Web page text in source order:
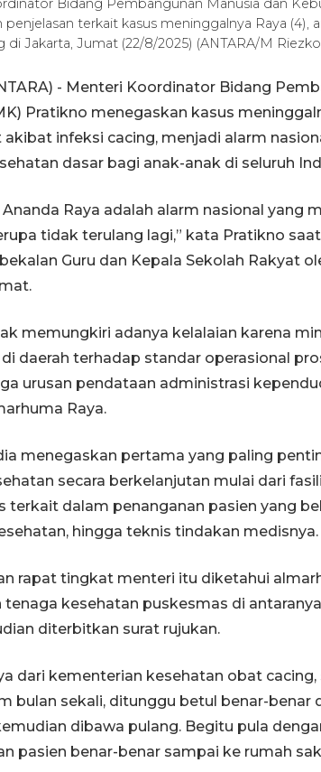
Bidang Pembangunan Manusia dan
terkait kasus meninggalnya Raya (4),
di Jakarta, Jumat (22/8/2025) (ANTARA/M
- Menteri Koordinator Bidang
Pratikno menegaskan kasus
akibat infeksi cacing, menjadi alarm
dasar bagi anak-anak di seluruh
Raya adalah alarm nasional yang
tidak terulang lagi,” kata Pratikno
Guru dan Kepala Sekolah Rakyat
memungkiri adanya kelalaian karena
daerah terhadap standar operasional
urusan pendataan administrasi
Raya.
menegaskan pertama yang paling
secara berkelanjutan mulai dari
terkait dalam penanganan pasien yang
hingga teknis tindakan medisnya.
rapat tingkat menteri itu diketahui
tenaga kesehatan puskesmas di
diterbitkan surat rujukan.
dari kementerian kesehatan obat
bulan sekali, ditunggu betul benar-benar
dibawa pulang. Begitu pula
pasien benar-benar sampai ke rumah